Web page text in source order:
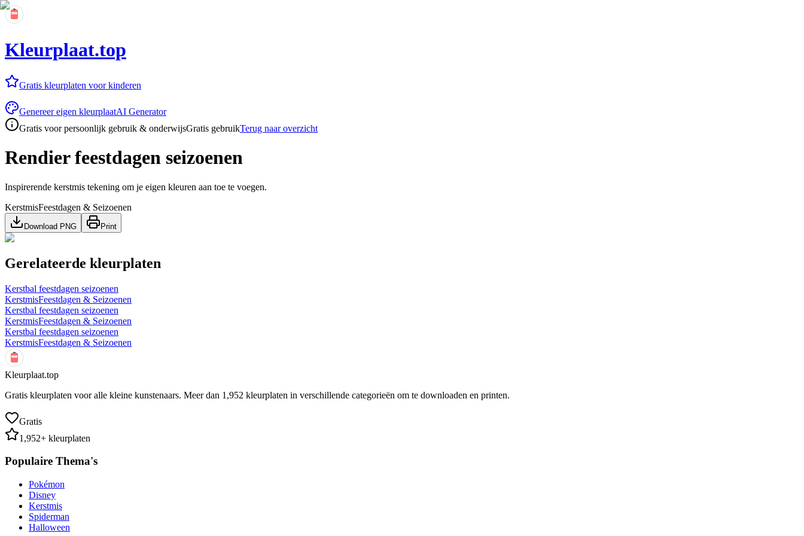
Kleurplaat.top
Gratis kleurplaten voor kinderen
Genereer eigen kleurplaatAI Generator
Gratis voor persoonlijk gebruik & onderwijsGratis gebruikTerug naar overzicht
Rendier feestdagen seizoenen
Inspirerende kerstmis tekening om je eigen kleuren aan toe te voegen.
KerstmisFeestdagen & Seizoenen
Download PNG Print
Gerelateerde kleurplaten
Kerstbal feestdagen seizoenen
KerstmisFeestdagen & Seizoenen
Kerstbal feestdagen seizoenen
KerstmisFeestdagen & Seizoenen
Kerstbal feestdagen seizoenen
KerstmisFeestdagen & Seizoenen
Kleurplaat.top
Gratis kleurplaten voor alle kleine kunstenaars. Meer dan 1,952 kleurplaten in verschillende categorieën om te downloaden en printen.
Gratis
1,952+ kleurplaten
Populaire Thema's
Pokémon
Disney
Kerstmis
Spiderman
Halloween